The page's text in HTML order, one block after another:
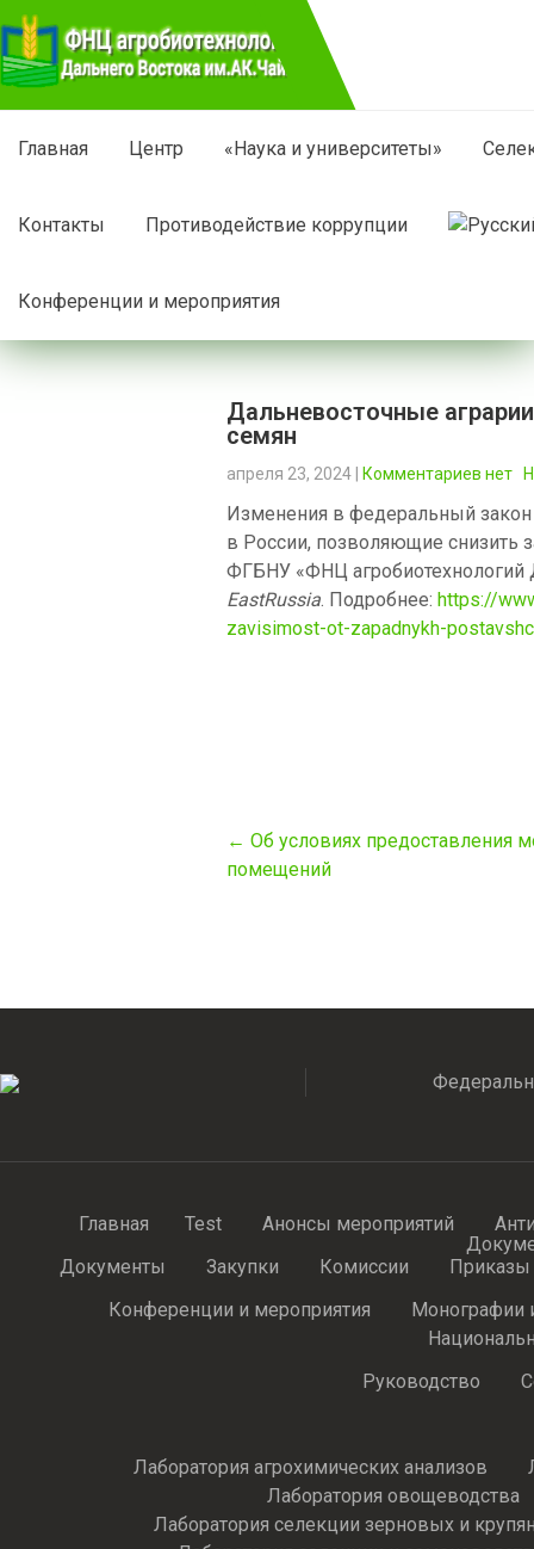
Главная Центр «Наука и университеты»
Контакты Противодействие коррупции
Конференции и мероприятия
Дальневосточные
семян
апреля 23, 2024 Комментариев нет
Изменения в федеральный
в России, позволяющие снизить
ФГБНУ «ФНЦ агробиотехнологий
EastRussia. Подробнее: https://
zavisimost-ot-zapadnykh-
Post
navigation
← Об условиях
помещений
Главная Test Анонсы мероприятий
Документы
Закупки
Комиссии
Приказы
Конференции и мероприятия
Монографии
Руководство
Лаборатория агрохимических анализов
Лаборатория овощеводства
Лаборатория селекции зерновых и